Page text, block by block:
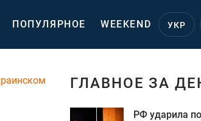
ПОПУЛЯРНОЕ WEEKEND УКР
ГЛАВНОЕ ЗА
РФ ударила